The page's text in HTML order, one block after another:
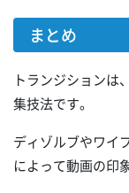
まとめ
トランジションは
集技法です。
ディゾルブやワイ
によって動画の印